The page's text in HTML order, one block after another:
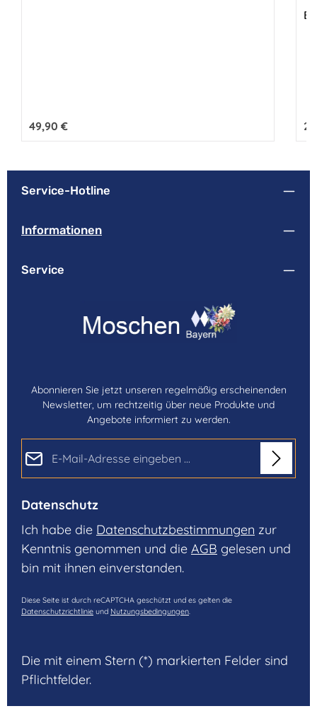
Regulärer Preis:
49,90 €
Service-Hotline
Informationen
Service
Abonnieren Sie jetzt unseren regelmäßig erscheinenden
Newsletter, um rechtzeitig über neue Produkte und
Angebote informiert zu werden.
Datenschutz
Ich habe die Datenschutzbestimmungen zur
Kenntnis genommen und die AGB gelesen und
bin mit ihnen einverstanden.
Diese Seite ist durch reCAPTCHA geschützt und es gelten die
Datenschutzrichtlinie und Nutzungsbedingungen.
Die mit einem Stern (*) markierten Felder sind
Pflichtfelder.